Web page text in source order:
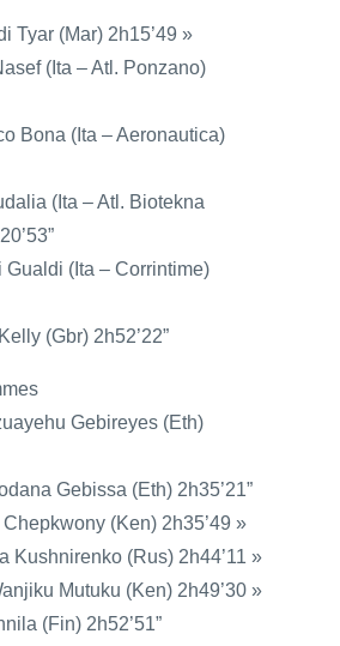
Tyar (Mar) 2h15’49 »
(Ita – Atl. Ponzano)
Bona (Ita – Aeronautica)
(Ita – Atl. Biotekna
Gualdi (Ita – Corrintime)
(Gbr) 2h52’22”
Gebireyes (Eth)
Gebissa (Eth) 2h35’21”
(Ken) 2h35’49 »
Kushnirenko (Rus) 2h44’11 »
Mutuku (Ken) 2h49’30 »
(Fin) 2h52’51”